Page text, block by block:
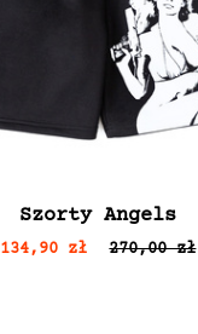
Szorty Angels
134,90 zł 270,00 zł